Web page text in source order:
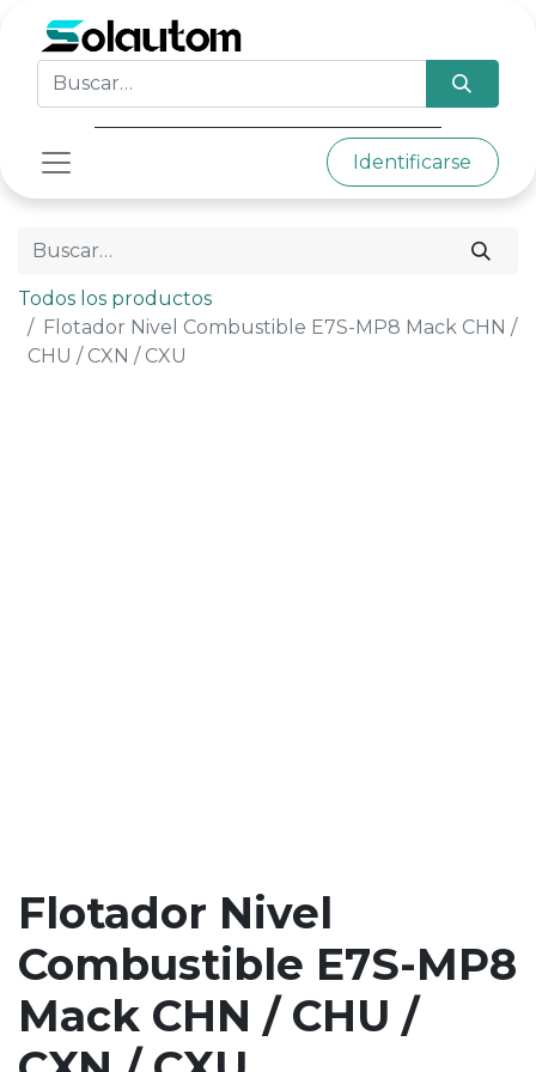
Identificarse
Todos los productos
Flotador Nivel Combustible E7S-MP8 Mack CHN /
CHU / CXN / CXU
Flotador Nivel
Combustible E7S-MP8
Mack CHN / CHU /